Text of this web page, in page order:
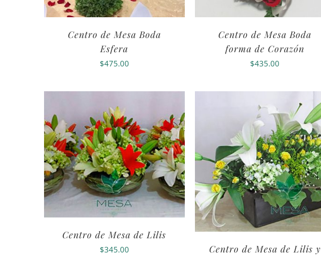
Centro de Mesa Boda
Esfera
$475.00
Centro de Mesa Boda
forma de Corazón
$435.00
Centro de Mesa de Lilis
$345.00
Centro de Mesa de Lilis y